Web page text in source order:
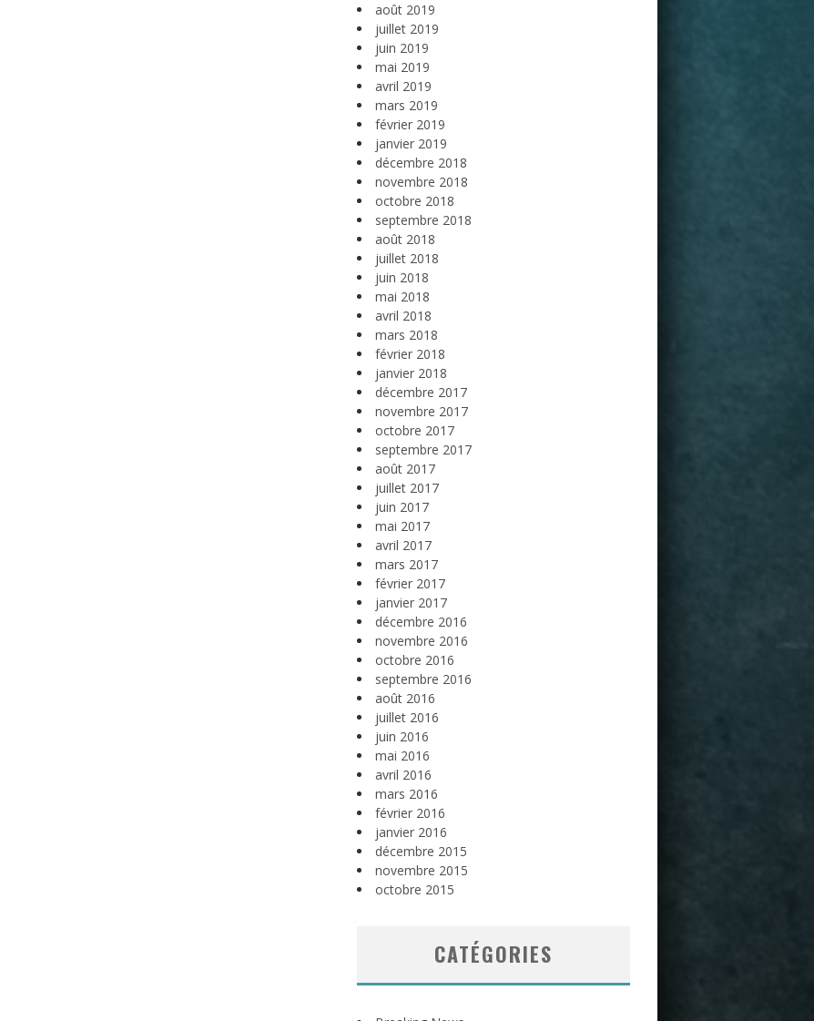
août 2019
juillet 2019
juin 2019
mai 2019
avril 2019
mars 2019
février 2019
janvier 2019
décembre 2018
novembre 2018
octobre 2018
septembre 2018
août 2018
juillet 2018
juin 2018
mai 2018
avril 2018
mars 2018
février 2018
janvier 2018
décembre 2017
novembre 2017
octobre 2017
septembre 2017
août 2017
juillet 2017
juin 2017
mai 2017
avril 2017
mars 2017
février 2017
janvier 2017
décembre 2016
novembre 2016
octobre 2016
septembre 2016
août 2016
juillet 2016
juin 2016
mai 2016
avril 2016
mars 2016
février 2016
janvier 2016
décembre 2015
novembre 2015
octobre 2015
CATÉGORIES